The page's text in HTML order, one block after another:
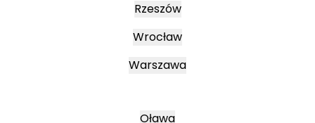
Rzeszów
Wrocław
Warszawa
Oława